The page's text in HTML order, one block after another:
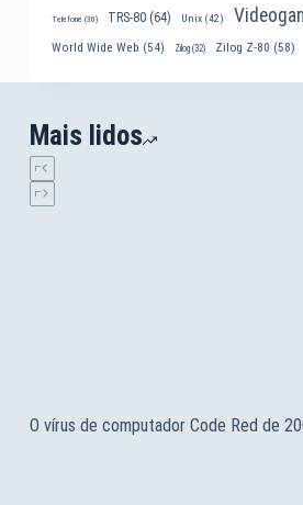
Telefone (30) TRS-80(64) Unix(42)
World Wide Web (54) Zilog(32) Zilog Z-80 (58)
Mais lidos
O vírus de computador Code Red de